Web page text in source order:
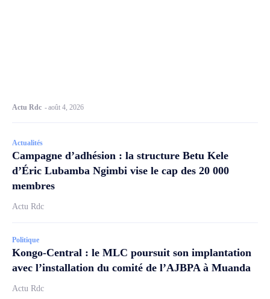
Actu Rdc -août 4, 2026
Actualités
Campagne d’adhésion : la structure Betu Kele
d’Éric Lubamba Ngimbi vise le cap des 20 000
membres
Actu Rdc
Politique
Kongo-Central : le MLC poursuit son implantation
avec l’installation du comité de l’AJBPA à Muanda
Actu Rdc